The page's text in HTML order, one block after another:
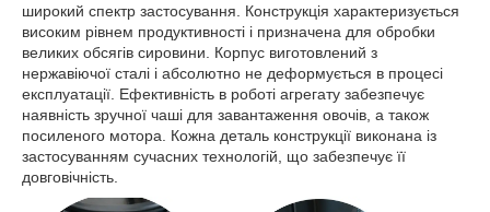
широкий спектр застосування. Конструкція характеризується
високим рівнем продуктивності і призначена для обробки
великих обсягів сировини. Корпус виготовлений з
нержавіючої сталі і абсолютно не деформується в процесі
експлуатації. Ефективність в роботі агрегату забезпечує
наявність зручної чаші для завантаження овочів, а також
посиленого мотора. Кожна деталь конструкції виконана із
застосуванням сучасних технологій, що забезпечує її
довговічність.